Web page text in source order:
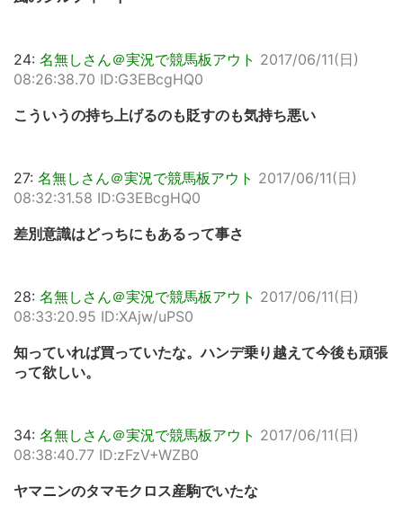
24: 名無しさん＠実況で競馬板アウト 2017/06/11(日)
08:26:38.70 ID:G3EBcgHQ0
こういうの持ち上げるのも貶すのも気持ち悪い
27: 名無しさん＠実況で競馬板アウト 2017/06/11(日)
08:32:31.58 ID:G3EBcgHQ0
差別意識はどっちにもあるって事さ
28: 名無しさん＠実況で競馬板アウト 2017/06/11(日)
08:33:20.95 ID:XAjw/uPS0
知っていれば買っていたな。ハンデ乗り越えて今後も頑張
って欲しい。
34: 名無しさん＠実況で競馬板アウト 2017/06/11(日)
08:38:40.77 ID:zFzV+WZB0
ヤマニンのタマモクロス産駒でいたな